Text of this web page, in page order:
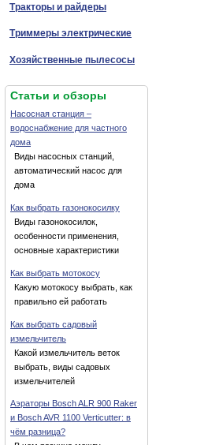
Тракторы и райдеры
Триммеры электрические
Хозяйственные пылесосы
Статьи и обзоры
Насосная станция –
водоснабжение для частного
дома
Виды насосных станций,
автоматический насос для
дома
Как выбрать газонокосилку
Виды газонокосилок,
особенности применения,
основные характеристики
Как выбрать мотокосу
Какую мотокосу выбрать, как
правильно ей работать
Как выбрать садовый
измельчитель
Какой измельчитель веток
выбрать, виды садовых
измельчителей
Аэраторы Bosch ALR 900 Raker
и Bosch AVR 1100 Verticutter: в
чём разница?